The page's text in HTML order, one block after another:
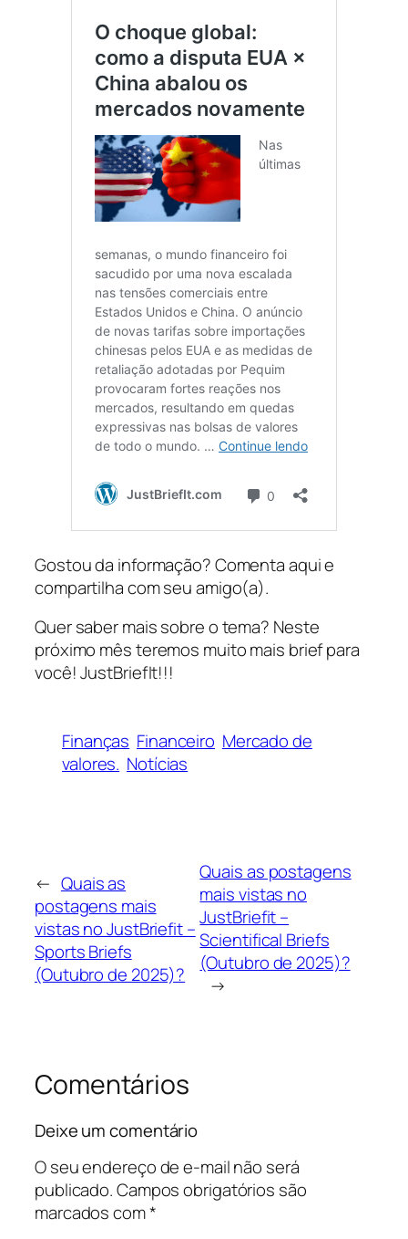
Gostou da informação? Comenta aqui e
compartilha com seu amigo(a).
Quer saber mais sobre o tema? Neste
próximo mês teremos muito mais brief para
você! JustBriefIt!!!
Finanças Financeiro Mercado de
valores. Notícias
← Quais as
postagens mais
vistas no JustBriefit –
Sports Briefs
(Outubro de 2025)?
Quais as postagens
mais vistas no
JustBriefit –
Scientifical Briefs
(Outubro de 2025)?
→
Comentários
Deixe um comentário
O seu endereço de e-mail não será
publicado.Campos obrigatórios são
marcados com*